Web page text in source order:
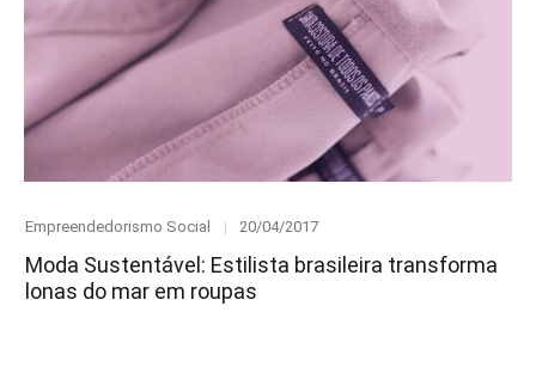
Category
Empreendedorismo Social
Posted
20/04/2017
Moda Sustentável: Estilista brasileira transforma
lonas do mar em roupas